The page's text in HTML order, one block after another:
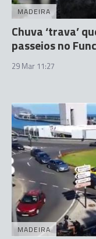
MADEIRA
Chuva ‘trava’
passeios no
29 Mar 11:27
MADEIRA